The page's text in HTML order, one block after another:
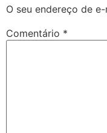
O seu endereço de
Comentário *